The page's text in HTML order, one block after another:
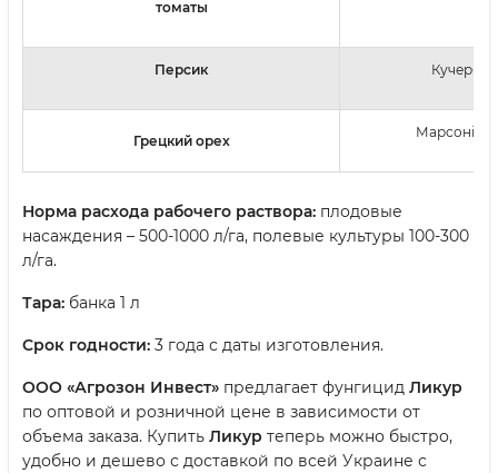
томаты
Персик
Грецкий орех
Марсоніоз
Норма расхода рабочего раствора: плодовые
насаждения – 500-1000 л/га, полевые культуры 100-300
л/га.
Тара: банка 1 л
Срок годности: 3 года с даты изготовления.
ООО «Агрозон Инвест» предлагает фунгицид Ликур
по оптовой и розничной цене в зависимости от
объема заказа. Купить Ликур теперь можно быстро,
удобно и дешево с доставкой по всей Украине с